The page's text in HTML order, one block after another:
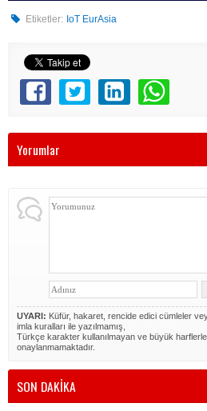
Etiketler: IoT EurAsia
Yorumlar
UYARI: Küfür, hakaret, rencide edici cümleler
imla kuralları ile yazılmamış,
Türkçe karakter kullanılmayan ve büyük
onaylanmamaktadır.
SON DAKİKA